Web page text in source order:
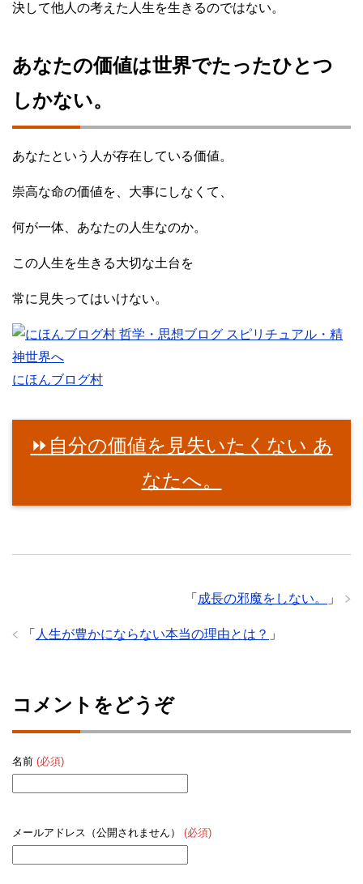
決して他人の考えた人生を生きるのではない。
あなたの価値は世界でたったひとつ
しかない。
あなたという人が存在している価値。
崇高な命の価値を、大事にしなくて、
何が一体、あなたの人生なのか。
この人生を生きる大切な土台を
常に見失ってはいけない。
にほんブログ村
⏩自分の価値を見失いたくない あ
なたへ。
「 成長の邪魔をしない。 」
「 人生が豊かにならない本当の理由とは？ 」
コメントをどうぞ
名前 (必須)
メールアドレス（公開されません） (必須)